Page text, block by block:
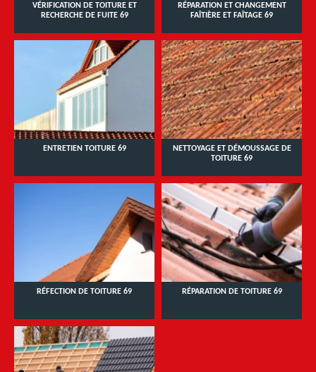
VÉRIFICATION DE TOITURE ET
RECHERCHE DE FUITE 69
RÉPARATION ET CHANGEMENT
FAÎTIÈRE ET FAÎTAGE 69
ENTRETIEN TOITURE 69
NETTOYAGE ET DÉMOUSSAGE DE
TOITURE 69
RÉFECTION DE TOITURE 69 RÉPARATION DE TOITURE 69